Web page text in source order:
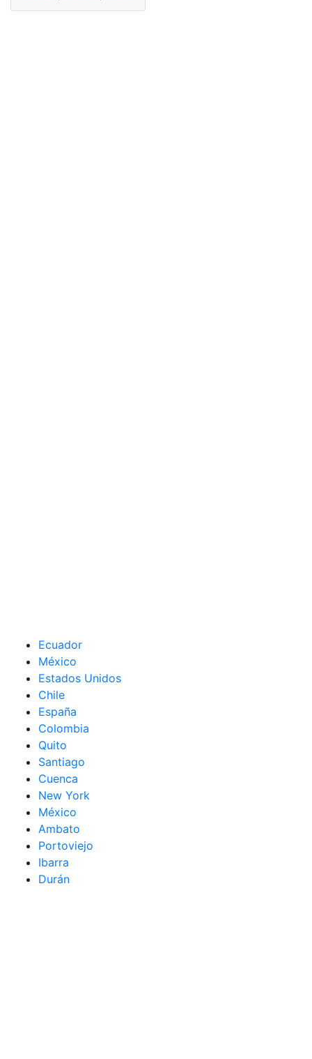
Ecuador
México
Estados Unidos
Chile
España
Colombia
Quito
Santiago
Cuenca
New York
México
Ambato
Portoviejo
Ibarra
Durán